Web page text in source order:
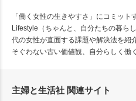
「働く女性の生きやすさ」にコミッ
Lifestyle（ちゃんと、自分たちの暮ら
代の女性が直面する課題や解決法を紹
そぐわない古い価値観、自分らしく働
主婦と生活社 関連サイト